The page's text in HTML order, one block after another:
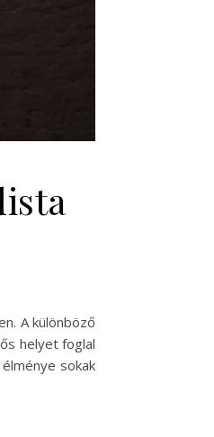
A különböző
helyet foglal
sokak